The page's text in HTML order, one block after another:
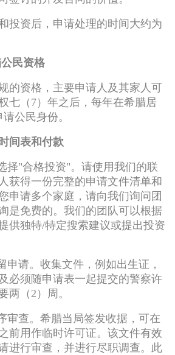
资后，申请处理的时间大约为
民资格
资格，主要申请人及其家人可
七（7）年之后，每年在希腊居
公民身份。
表和付款
择"合格投资"。请使用我们的联
获得一份完整的申请文件清单和
申请多个家庭，请向我们询问团
是免费的。我们的团队可以根据
供独特/特定搜索建议或提出投资
申请。收集文件，例如出生证，
必须随申请表一起提交的警察许
两（2）周。
审查。希腊当局签发收据，可在
前用作临时许可证。该文件有效
进行审查，并进行尽职调查。此